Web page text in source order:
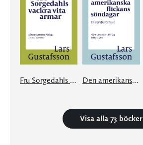
Fru Sorgedahls vackra vita armar Den amerikanska flickans söndagar
Visa alla 73 böcker